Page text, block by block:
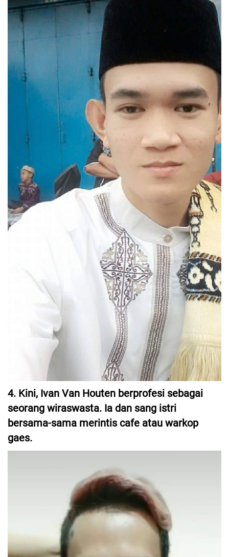
4. Kini, Ivan Van Houten berprofesi sebagai
seorang wiraswasta. Ia dan sang istri
bersama-sama merintis cafe atau warkop
gaes.